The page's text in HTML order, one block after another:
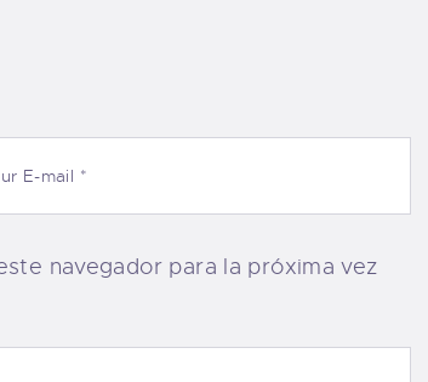
navegador para la próxima vez